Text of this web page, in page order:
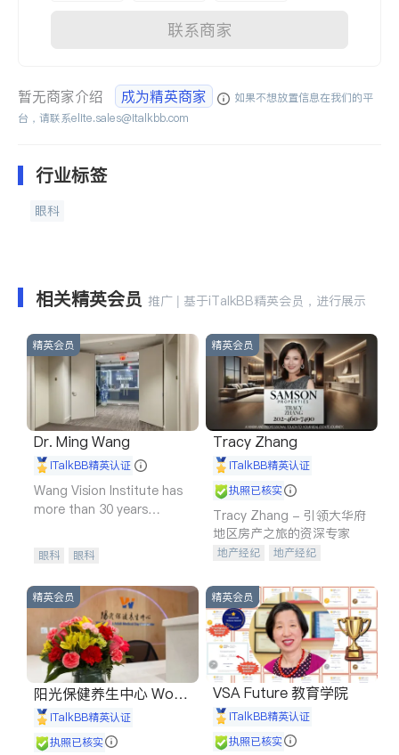
联系商家
暂无商家介绍 成为精英商家
如果不想放置信息在我们的平
台，请联系elite.sales@italkbb.com
行业标签
眼科
相关精英会员 推广 | 基于iTalkBB精英会员，进行展示
精英会员
Dr. Ming Wang
iTalkBB精英认证
Wang Vision Institute has
more than 30 years
眼科 眼科
精英会员
Tracy Zhang
iTalkBB精英认证
执照已核实
Tracy Zhang - 引领大华府
地区房产之旅的资深专家
地产经纪
地产经纪
商铺租售
开发商建商
精英会员
阳光保健养生中心 World
shine
iTalkBB精英认证
执照已核实
精英会员
VSA Future 教育学院
iTalkBB精英认证
执照已核实